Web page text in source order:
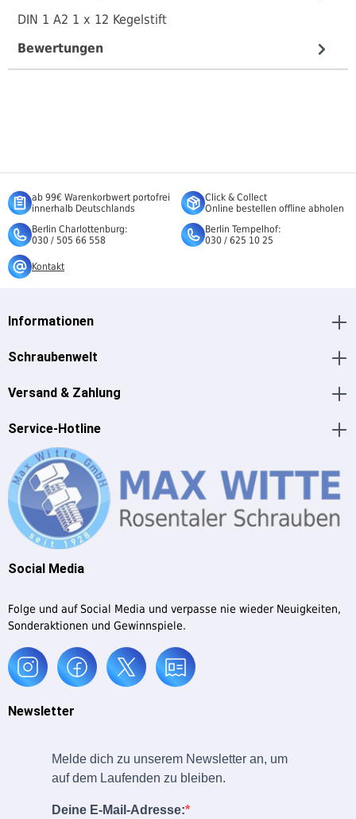
DIN 1 A2 1 x 12 Kegelstift
Bewertungen
ab 99€ Warenkorbwert portofrei
innerhalb Deutschlands
Click & Collect
Online bestellen offline abholen
Berlin Charlottenburg:
030 / 505 66 558
Berlin Tempelhof:
030 / 625 10 25
Kontakt
Informationen
Schraubenwelt
Versand & Zahlung
Service-Hotline
Social Media
Folge und auf Social Media und verpasse nie wieder Neuigkeiten,
Sonderaktionen und Gewinnspiele.
Newsletter
Melde dich zu unserem Newsletter an, um
auf dem Laufenden zu bleiben.
Deine E-Mail-Adresse: